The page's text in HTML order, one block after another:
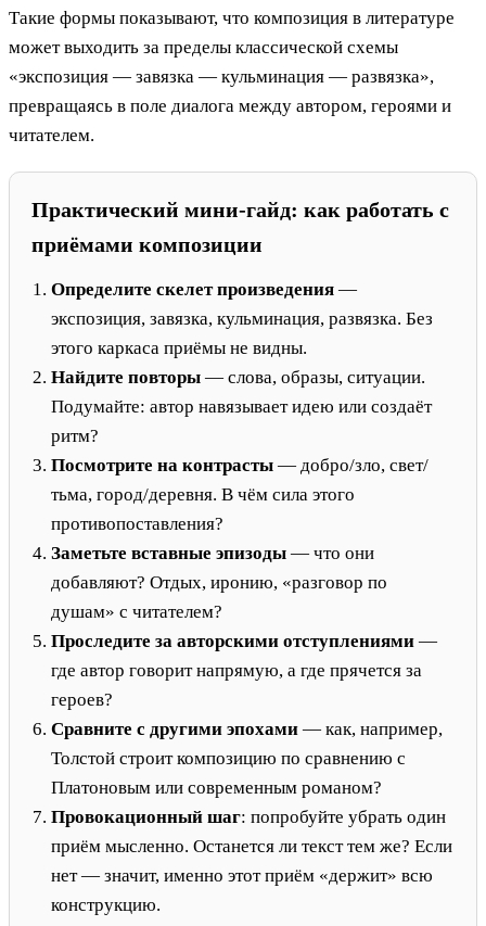
Такие формы показывают, что композиция в литературе
может выходить за пределы классической схемы
«экспозиция — завязка — кульминация — развязка»,
превращаясь в поле диалога между автором, героями и
читателем.
Практический мини-гайд: как работать с
приёмами композиции
Определите скелет произведения —
экспозиция, завязка, кульминация, развязка. Без
этого каркаса приёмы не видны.
Найдите повторы — слова, образы, ситуации.
Подумайте: автор навязывает идею или создаёт
ритм?
Посмотрите на контрасты — добро/зло, свет/
тьма, город/деревня. В чём сила этого
противопоставления?
Заметьте вставные эпизоды — что они
добавляют? Отдых, иронию, «разговор по
душам» с читателем?
Проследите за авторскими отступлениями —
где автор говорит напрямую, а где прячется за
героев?
Сравните с другими эпохами — как, например,
Толстой строит композицию по сравнению с
Платоновым или современным романом?
Провокационный шаг: попробуйте убрать один
приём мысленно. Останется ли текст тем же? Если
нет — значит, именно этот приём «держит» всю
конструкцию.